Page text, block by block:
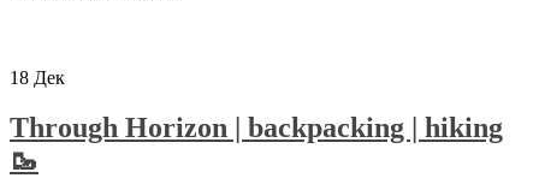
18 Дек
Through Horizon | backpacking | hiking
🥾